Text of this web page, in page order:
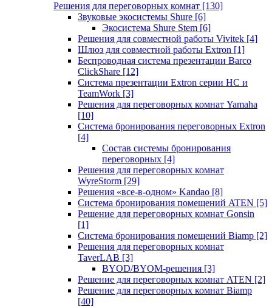
Решения для переговорных комнат [130]
Звуковые экосистемы Shure [6]
Экосистема Shure Stem [6]
Решения для совместной работы Vivitek [4]
Шлюз для совместной работы Extron [1]
Беспроводная система презентации Barco
ClickShare [12]
Система презентации Extron серии HC и
TeamWork [3]
Решения для переговорных комнат Yamaha
[10]
Система бронирования переговорных Extron
[4]
Состав системы бронирования
переговорных [4]
Решения для переговорных комнат
WyreStorm [29]
Решения «все-в-одном» Kandao [8]
Система бронирования помещений ATEN [5]
Решение для переговорных комнат Gonsin
[1]
Система бронирования помещений Biamp [2]
Решения для переговорных комнат
TaverLAB [3]
BYOD/BYOM-решения [3]
Решение для переговорных комнат ATEN [2]
Решение для переговорных комнат Biamp
[40]